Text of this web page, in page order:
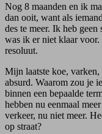
Nog 8 maanden en ik
dan ooit, want als
des te meer. Ik heb
was ik er niet klaar
resoluut.
Mijn laatste koe,
absurd. Waarom zou je
binnen een bepaalde
hebben nu eenmaal
verkeer, nu niet meer.
op straat?